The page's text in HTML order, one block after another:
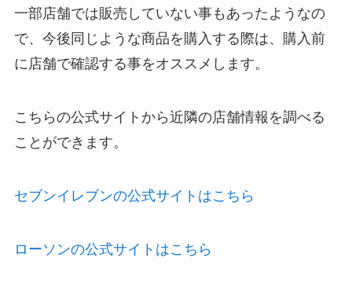
一部店舗では販売していない事もあったようなの
で、今後同じような商品を購入する際は、購入前
に店舗で確認する事をオススメします。
こちらの公式サイトから近隣の店舗情報を調べる
ことができます。
セブンイレブンの公式サイトはこちら
ローソンの公式サイトはこちら